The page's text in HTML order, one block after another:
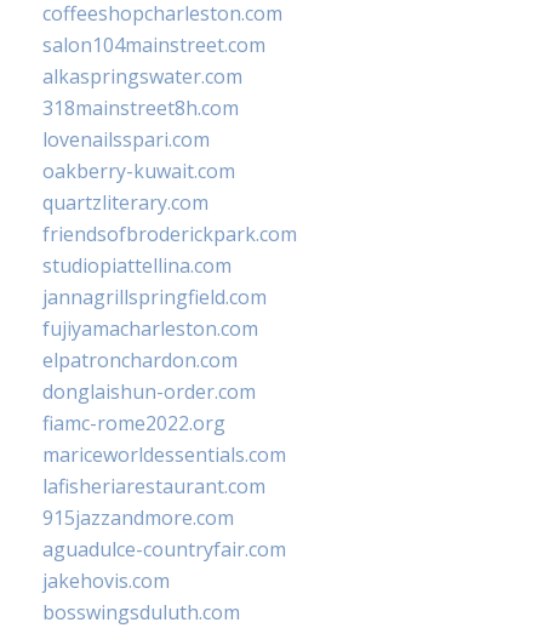
coffeeshopcharleston.com
salon104mainstreet.com
alkaspringswater.com
318mainstreet8h.com
lovenailsspari.com
oakberry-kuwait.com
quartzliterary.com
friendsofbroderickpark.com
studiopiattellina.com
jannagrillspringfield.com
fujiyamacharleston.com
elpatronchardon.com
donglaishun-order.com
fiamc-rome2022.org
mariceworldessentials.com
lafisheriarestaurant.com
915jazzandmore.com
aguadulce-countryfair.com
jakehovis.com
bosswingsduluth.com